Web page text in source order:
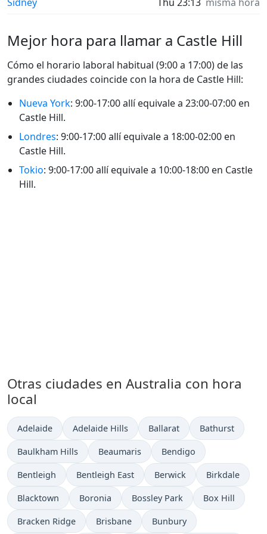
Mejor hora para llamar a Castle Hill
Cómo el horario laboral habitual (9:00 a 17:00) de las
grandes ciudades coincide con la hora de Castle Hill:
Nueva York: 9:00-17:00 allí equivale a 23:00-07:00 en
Castle Hill.
Londres: 9:00-17:00 allí equivale a 18:00-02:00 en
Castle Hill.
Tokio: 9:00-17:00 allí equivale a 10:00-18:00 en Castle
Hill.
Otras ciudades en Australia con hora
local
Hora actual en
Adelaide Hora actual en
Adelaide Hills Hora actual en
Ballarat Hora actual en
Bathurst
Hora actual en
Baulkham Hills Hora actual en
Beaumaris Hora actual en
Bendigo
Hora actual en
Bentleigh Hora actual en
Bentleigh East Hora actual en
Berwick Hora actual en
Birkdale
Hora actual en
Blacktown Hora actual en
Boronia Hora actual en
Bossley Park Hora actual en
Box Hill
Hora actual en
Bracken Ridge Hora actual en
Brisbane Hora actual en
Bunbury